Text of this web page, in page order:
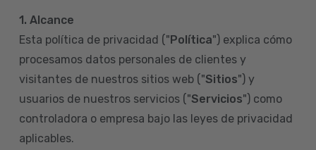
1. Alcance
Esta política de privacidad ("Política") explica cómo
procesamos datos personales de clientes y
visitantes de nuestros sitios web ("Sitios") y
usuarios de nuestros servicios ("Servicios") como
controladora o empresa bajo las leyes de privacidad
aplicables.